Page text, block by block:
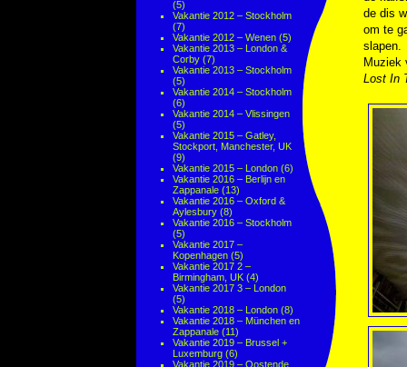
(5)
Vakantie 2012 – Stockholm
(7)
Vakantie 2012 – Wenen (5)
Vakantie 2013 – London &
Corby (7)
Vakantie 2013 – Stockholm
(5)
Vakantie 2014 – Stockholm
(6)
Vakantie 2014 – Vlissingen
(5)
Vakantie 2015 – Gatley,
Stockport, Manchester, UK
(9)
Vakantie 2015 – London (6)
Vakantie 2016 – Berlijn en
Zappanale (13)
Vakantie 2016 – Oxford &
Aylesbury (8)
Vakantie 2016 – Stockholm
(5)
Vakantie 2017 –
Kopenhagen (5)
Vakantie 2017 2 –
Birmingham, UK (4)
Vakantie 2017 3 – London
(5)
Vakantie 2018 – London (8)
Vakantie 2018 – München en
Zappanale (11)
Vakantie 2019 – Brussel +
Luxemburg (6)
Vakantie 2019 – Oostende
de dis
om te
slapen.
Muziek
Lost In